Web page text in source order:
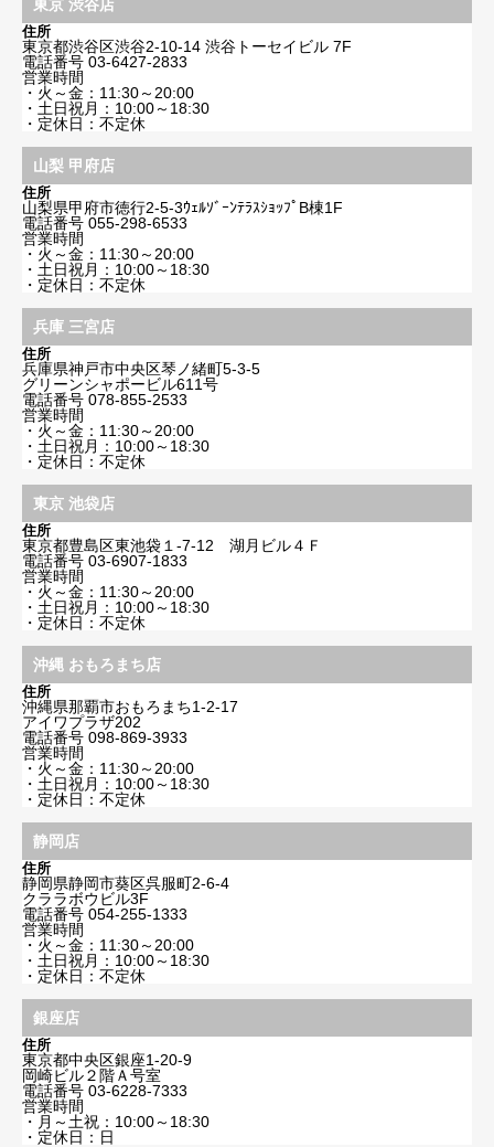
東京 渋谷店
住所
東京都渋谷区渋谷2-10-14 渋谷トーセイビル 7F
電話番号 03-6427-2833
営業時間
・火～金：11:30～20:00
・土日祝月：10:00～18:30
・定休日：不定休
山梨 甲府店
住所
山梨県甲府市徳行2-5-3ｳｪﾙｿﾞｰﾝﾃﾗｽｼｮｯﾌﾟB棟1F
電話番号 055-298-6533
営業時間
・火～金：11:30～20:00
・土日祝月：10:00～18:30
・定休日：不定休
兵庫 三宮店
住所
兵庫県神戸市中央区琴ノ緒町5-3-5
グリーンシャポービル611号
電話番号 078-855-2533
営業時間
・火～金：11:30～20:00
・土日祝月：10:00～18:30
・定休日：不定休
東京 池袋店
住所
東京都豊島区東池袋１-7-12 湖月ビル４Ｆ
電話番号 03-6907-1833
営業時間
・火～金：11:30～20:00
・土日祝月：10:00～18:30
・定休日：不定休
沖縄 おもろまち店
住所
沖縄県那覇市おもろまち1-2-17
アイワプラザ202
電話番号 098-869-3933
営業時間
・火～金：11:30～20:00
・土日祝月：10:00～18:30
・定休日：不定休
静岡店
住所
静岡県静岡市葵区呉服町2-6-4
クララボウビル3F
電話番号 054-255-1333
営業時間
・火～金：11:30～20:00
・土日祝月：10:00～18:30
・定休日：不定休
銀座店
住所
東京都中央区銀座1-20-9
岡崎ビル２階Ａ号室
電話番号 03-6228-7333
営業時間
・月～土祝：10:00～18:30
・定休日：日